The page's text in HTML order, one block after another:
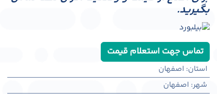
بگیرید.
تماس جهت استعلام قیمت
استان: اصفهان
شهر: اصفهان